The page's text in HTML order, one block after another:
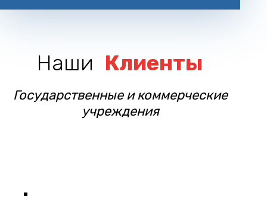
Наши Клиенты
Государственные и коммерческие
учреждения